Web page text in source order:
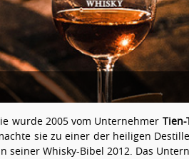
wurde 2005 vom Unternehmer Tien-
sie zu einer der heiligen
seiner Whisky-Bibel 2012. Das